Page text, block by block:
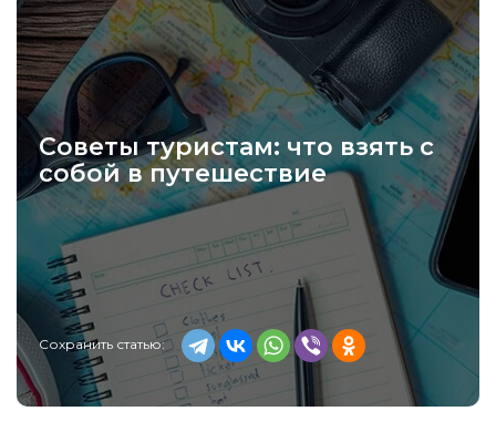
Советы туристам: что взять с
собой в путешествие
Сохранить статью: